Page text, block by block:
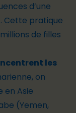
d’une
Cette pratique
de filles
les
on
Asie
(Yemen,